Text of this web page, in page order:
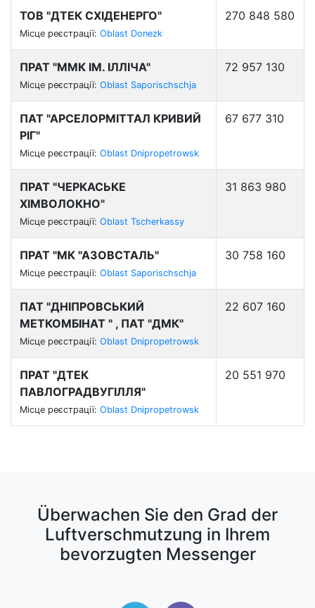
ТОВ "ДТЕК СХІДЕНЕРГО"
Місце реєстрації: Oblast Donezk
270 848 580
ПРАТ "ММК ІМ. ІЛЛІЧА"
Місце реєстрації: Oblast Saporischschja
72 957 130
ПАТ "АРСЕЛОРМІТТАЛ КРИВИЙ
РІГ"
Місце реєстрації: Oblast Dnipropetrowsk
67 677 310
ПРАТ "ЧЕРКАСЬКЕ
ХІМВОЛОКНО"
Місце реєстрації: Oblast Tscherkassy
31 863 980
ПРАТ "МК "АЗОВСТАЛЬ"
Місце реєстрації: Oblast Saporischschja
30 758 160
ПАТ "ДНІПРОВСЬКИЙ
МЕТКОМБІНАТ " , ПАТ "ДМК"
Місце реєстрації: Oblast Dnipropetrowsk
22 607 160
ПРАТ "ДТЕК
ПАВЛОГРАДВУГІЛЛЯ"
Місце реєстрації: Oblast Dnipropetrowsk
20 551 970
Überwachen Sie den Grad der
Luftverschmutzung in Ihrem
bevorzugten Messenger